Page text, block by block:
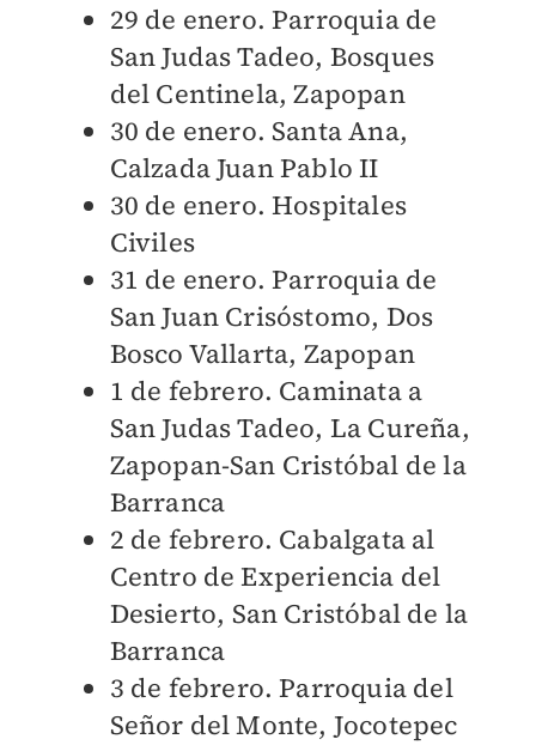
29 de enero. Parroquia de
San Judas Tadeo, Bosques
del Centinela, Zapopan
30 de enero. Santa Ana,
Calzada Juan Pablo II
30 de enero. Hospitales
Civiles
31 de enero. Parroquia de
San Juan Crisóstomo, Dos
Bosco Vallarta, Zapopan
1 de febrero. Caminata a
San Judas Tadeo, La Cureña,
Zapopan-San Cristóbal de la
Barranca
2 de febrero. Cabalgata al
Centro de Experiencia del
Desierto, San Cristóbal de la
Barranca
3 de febrero. Parroquia del
Señor del Monte, Jocotepec